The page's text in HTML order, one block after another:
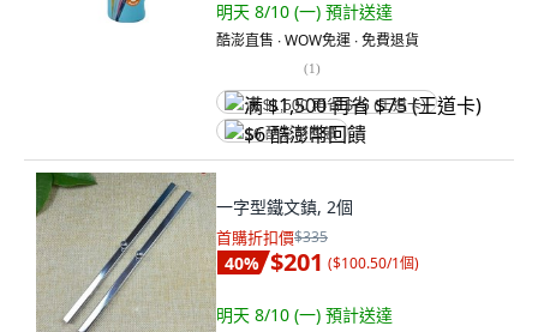
明天 8/10 (一) 預計送達
酷澎直售 ∙ WOW免運 ∙ 免費退貨
(1)
满 $1,500 再省 $75 (王道卡)
$6 酷澎幣回饋
一字型鐵文鎮, 2個
首購折扣價$335
40% $201 ($100.50/1個)
明天 8/10 (一) 預計送達